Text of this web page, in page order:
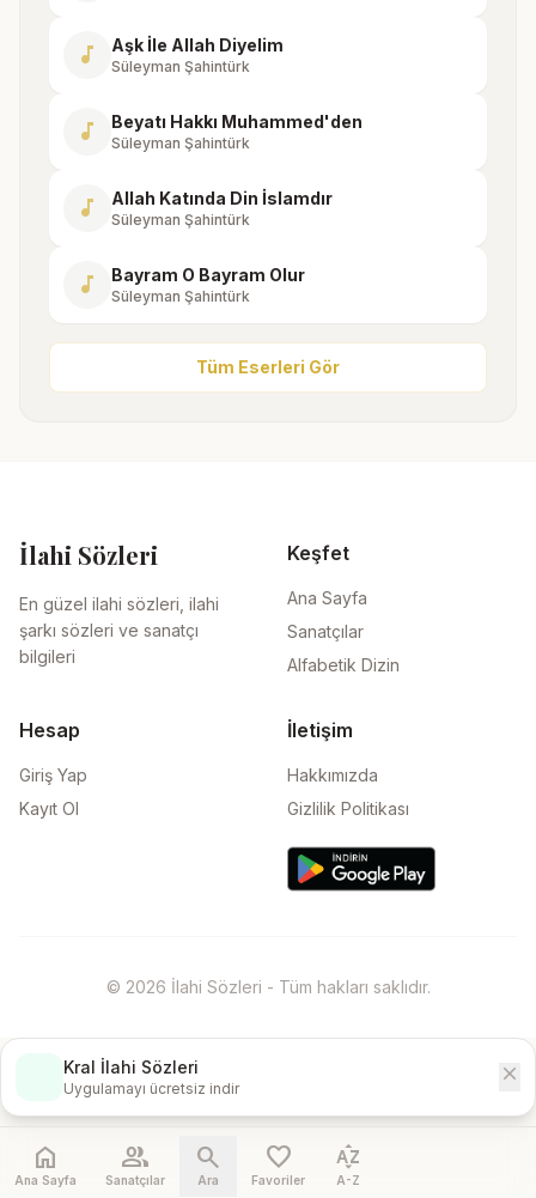
music_note Aşk İle Allah Diyelim
Süleyman Şahintürk
music_note Beyatı Hakkı Muhammed'den
Süleyman Şahintürk
music_note Allah Katında Din İslamdır
Süleyman Şahintürk
music_note Bayram O Bayram Olur
Süleyman Şahintürk
Tüm Eserleri Gör
İlahi Sözleri
En güzel ilahi sözleri, ilahi
şarkı sözleri ve sanatçı
bilgileri
Keşfet
Ana Sayfa
Sanatçılar
Alfabetik Dizin
Hesap
Giriş Yap
Kayıt Ol
İletişim
Hakkımızda
Gizlilik Politikası
© 2026 İlahi Sözleri - Tüm hakları saklıdır.
Kral İlahi Sözleri
Uygulamayı ücretsiz indir
close
home
Ana Sayfa
people
Sanatçılar
search
Ara
favorite
Favoriler
sort_by_alpha
A-Z